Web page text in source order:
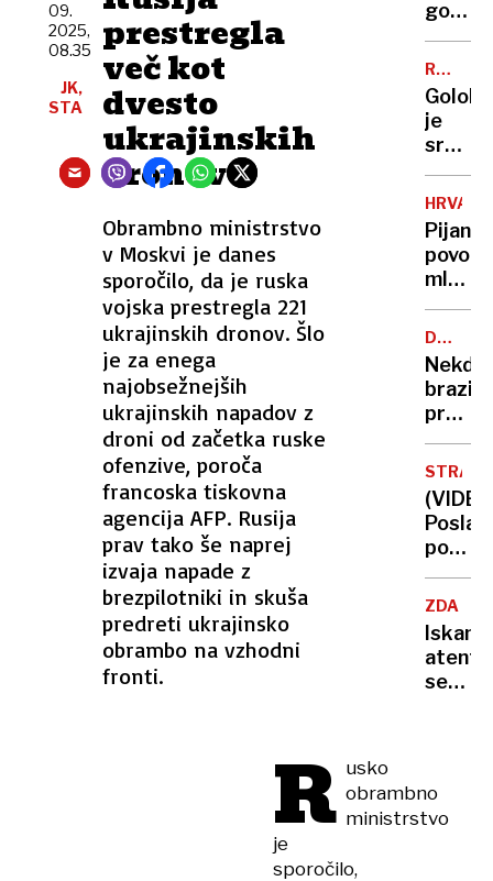
prestregla
več kot
dvesto
ukrajinskih
dronov
Obrambno ministrstvo
v Moskvi je danes
sporočilo, da je ruska
vojska prestregla 221
ukrajinskih dronov. Šlo
je za enega
najobsežnejših
ukrajinskih napadov z
droni od začetka ruske
ofenzive, poroča
francoska tiskovna
agencija AFP. Rusija
prav tako še naprej
izvaja napade z
brezpilotniki in skuša
predreti ukrajinsko
obrambo na vzhodni
fronti.
09.
2025,
08.35
JK,
STA
R usko
obrambno
ministrstvo
je
sporočilo,
gor
pa bl
mau':
intimni
del
naših
RUMENE
NOVICE
Golob
je
kuje
Bor
Zuljan
še ni
ločen
Pijan
povozil
mlado
mama
umrla,
postal
invalid
UDAR
gre
v
zapor
za
27
let
po
minute
molka
za
Kirka
ZDA
Iskanje
se
strelca